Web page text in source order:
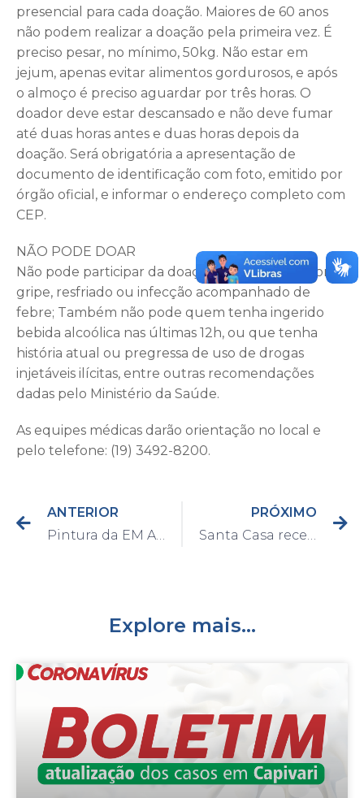
presencial para cada doação. Maiores de 60 anos
não podem realizar a doação pela primeira vez. É
preciso pesar, no mínimo, 50kg. Não estar em
jejum, apenas evitar alimentos gordurosos, e após
o almoço é preciso aguardar por três horas. O
doador deve estar descansado e não deve fumar
até duas horas antes e duas horas depois da
doação. Será obrigatória a apresentação de
documento de identificação com foto, emitido por
órgão oficial, e informar o endereço completo com
CEP.
NÃO PODE DOAR
Não pode participar da doação quem estiver com
gripe, resfriado ou infecção acompanhado de
febre; Também não pode quem tenha ingerido
bebida alcoólica nas últimas 12h, ou que tenha
história atual ou pregressa de uso de drogas
injetáveis ilícitas, entre outras recomendações
dadas pelo Ministério da Saúde.
As equipes médicas darão orientação no local e
pelo telefone: (19) 3492-8200.
ANTERIOR
PRÓXIMO
Explore mais...